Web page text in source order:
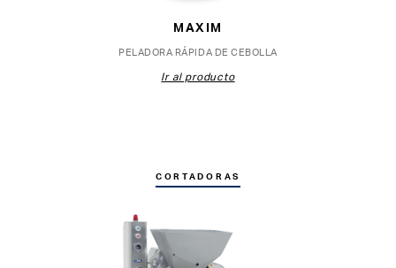
MAXIM
PELADORA RÁPIDA DE CEBOLLA
Ir al producto
CORTADORAS